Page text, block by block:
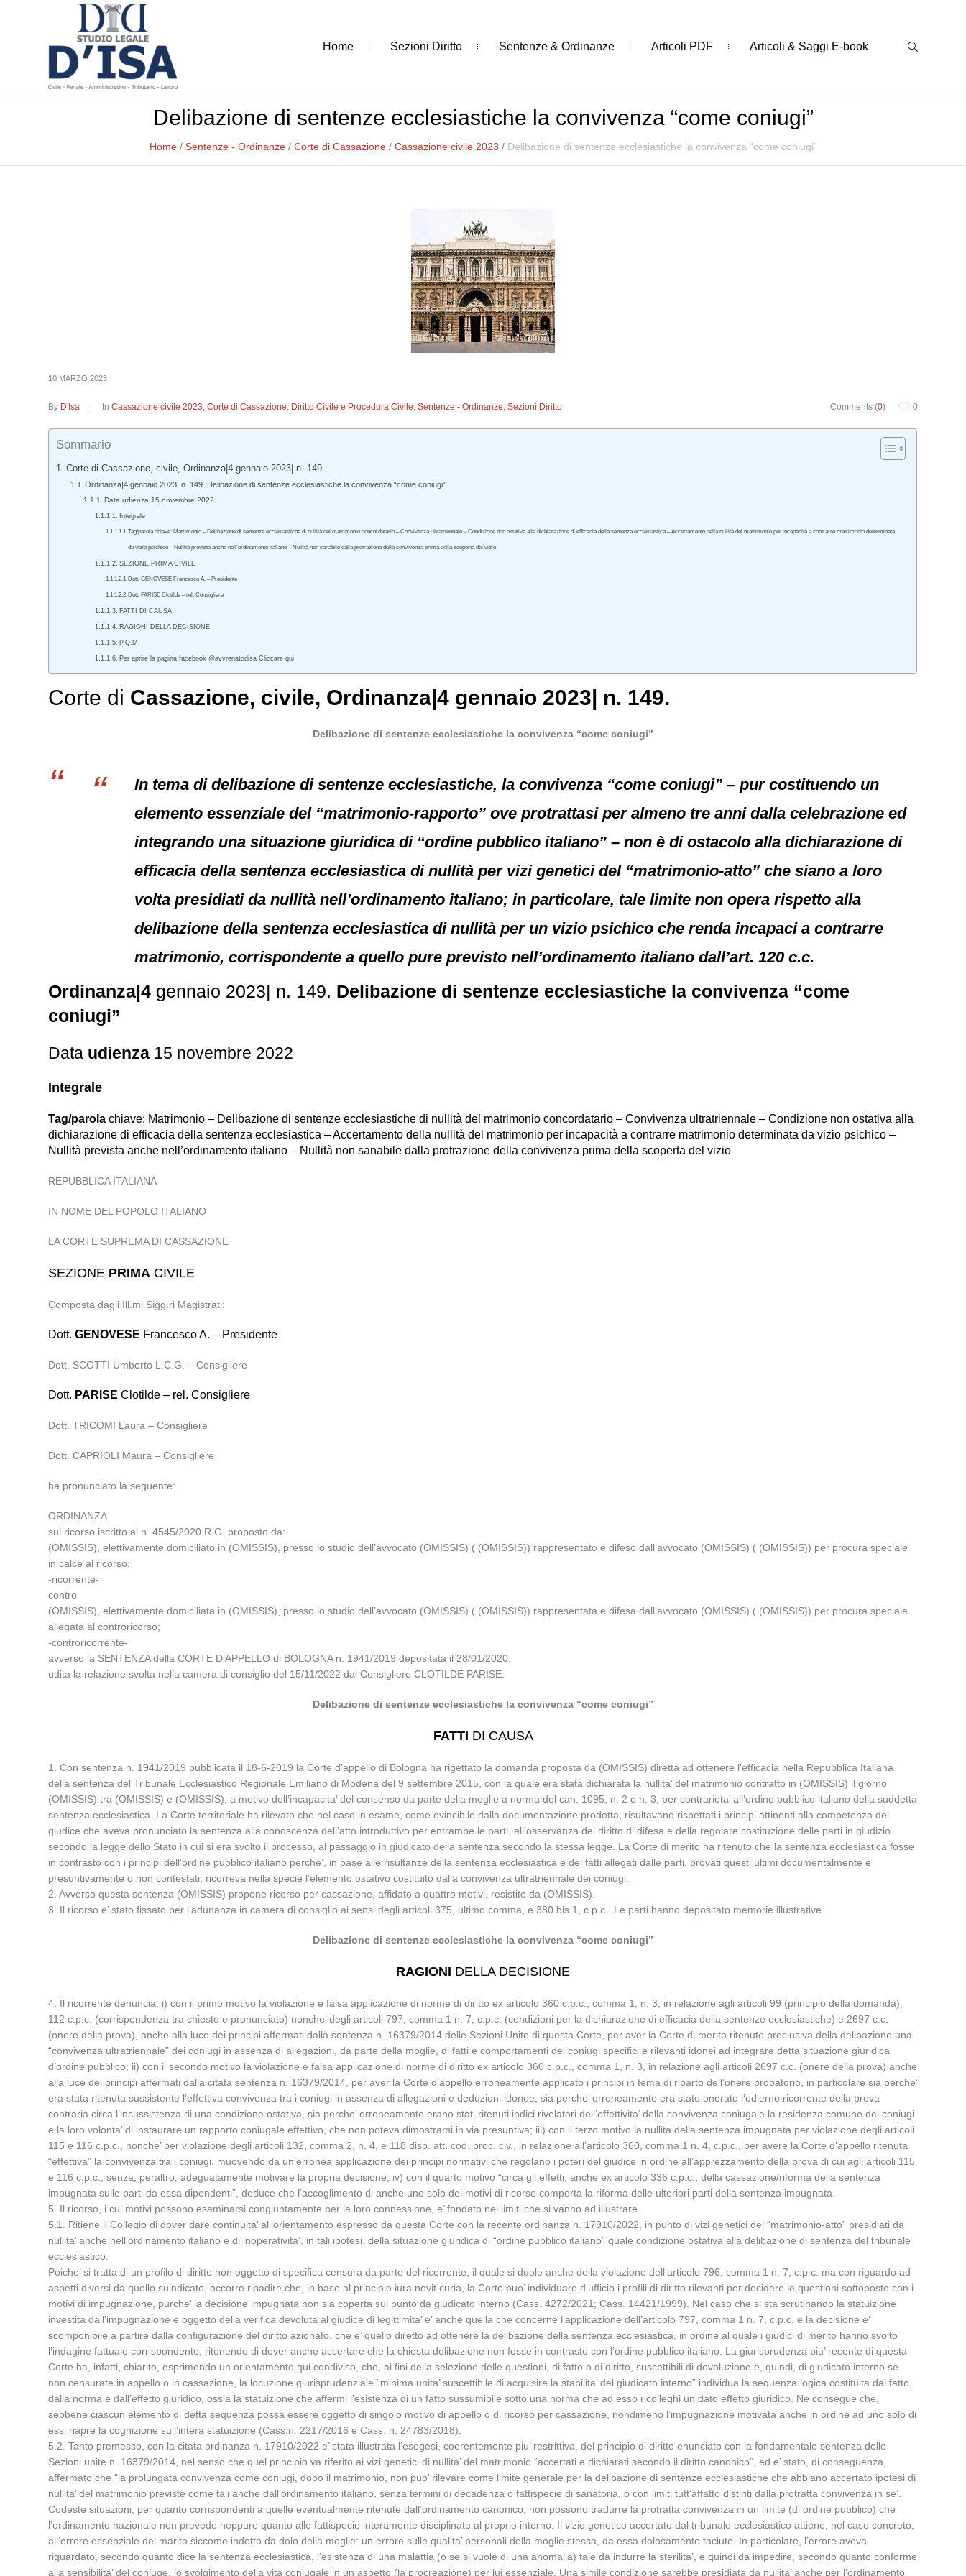
Home Sezioni Diritto Sentenze & Ordinanze Articoli PDF Articoli & Saggi E-book
Delibazione di sentenze ecclesiastiche la convivenza “come coniugi”
Home / Sentenze - Ordinanze / Corte di Cassazione / Cassazione civile 2023 / Delibazione di sentenze ecclesiastiche la convivenza “come coniugi”
10 MARZO 2023
Comments (0) 0
By D'Isa InCassazione civile 2023,Corte di Cassazione, Diritto Civile e Procedura Civile,Sentenze - Ordinanze,Sezioni Diritto
Sommario
Corte di Cassazione, civile, Ordinanza|4 gennaio 2023| n. 149.
Ordinanza|4 gennaio 2023| n. 149. Delibazione di sentenze ecclesiastiche la convivenza “come coniugi”
Data udienza 15 novembre 2022
Integrale
Tag/parola chiave: Matrimonio – Delibazione di sentenze ecclesiastiche di nullità del matrimonio concordatario – Convivenza ultratriennale – Condizione non ostativa alla dichiarazione di efficacia della sentenza ecclesiastica – Accertamento della nullità del matrimonio per incapacità a contrarre matrimonio determinata
da vizio psichico – Nullità prevista anche nell’ordinamento italiano – Nullità non sanabile dalla protrazione della convivenza prima della scoperta del vizio
SEZIONE PRIMA CIVILE
Dott. GENOVESE Francesco A. – Presidente
Dott. PARISE Clotilde – rel. Consigliere
FATTI DI CAUSA
RAGIONI DELLA DECISIONE
P.Q.M.
Per aprire la pagina facebook @avvrenatodisa Cliccare qui
Corte di Cassazione, civile, Ordinanza|4 gennaio 2023| n. 149.
Delibazione di sentenze ecclesiastiche la convivenza “come coniugi”
In tema di delibazione di sentenze ecclesiastiche, la convivenza “come coniugi” – pur costituendo un
elemento essenziale del “matrimonio-rapporto” ove protrattasi per almeno tre anni dalla celebrazione ed
integrando una situazione giuridica di “ordine pubblico italiano” – non è di ostacolo alla dichiarazione di
efficacia della sentenza ecclesiastica di nullità per vizi genetici del “matrimonio-atto” che siano a loro
volta presidiati da nullità nell’ordinamento italiano; in particolare, tale limite non opera rispetto alla
delibazione della sentenza ecclesiastica di nullità per un vizio psichico che renda incapaci a contrarre
matrimonio, corrispondente a quello pure previsto nell’ordinamento italiano dall’art. 120 c.c.
Ordinanza|4 gennaio 2023| n. 149. Delibazione di sentenze ecclesiastiche la convivenza “come
coniugi”
Data udienza 15 novembre 2022
Integrale
Tag/parola chiave: Matrimonio – Delibazione di sentenze ecclesiastiche di nullità del matrimonio concordatario – Convivenza ultratriennale – Condizione non ostativa alla
dichiarazione di efficacia della sentenza ecclesiastica – Accertamento della nullità del matrimonio per incapacità a contrarre matrimonio determinata da vizio psichico –
Nullità prevista anche nell’ordinamento italiano – Nullità non sanabile dalla protrazione della convivenza prima della scoperta del vizio
REPUBBLICA ITALIANA
IN NOME DEL POPOLO ITALIANO
LA CORTE SUPREMA DI CASSAZIONE
SEZIONE PRIMA CIVILE
Composta dagli Ill.mi Sigg.ri Magistrati:
Dott.GENOVESE Francesco A. – Presidente
Dott. SCOTTI Umberto L.C.G. – Consigliere
Dott. PARISE Clotilde – rel. Consigliere
Dott. TRICOMI Laura – Consigliere
Dott. CAPRIOLI Maura – Consigliere
ha pronunciato la seguente:
ORDINANZA
sul ricorso iscritto al n. 4545/2020 R.G. proposto da:
(OMISSIS), elettivamente domiciliato in (OMISSIS), presso lo studio dell’avvocato (OMISSIS) ( (OMISSIS)) rappresentato e difeso dall’avvocato (OMISSIS) ( (OMISSIS)) per procura speciale
in calce al ricorso;
-ricorrente-
contro
(OMISSIS), elettivamente domiciliata in (OMISSIS), presso lo studio dell’avvocato (OMISSIS) ( (OMISSIS)) rappresentata e difesa dall’avvocato (OMISSIS) ( (OMISSIS)) per procura speciale
allegata al controricorso;
-controricorrente-
avverso la SENTENZA della CORTE D’APPELLO di BOLOGNA n. 1941/2019 depositata il 28/01/2020;
udita la relazione svolta nella camera di consiglio del 15/11/2022 dal Consigliere CLOTILDE PARISE.
Delibazione di sentenze ecclesiastiche la convivenza “come coniugi”
FATTI DI CAUSA
1. Con sentenza n. 1941/2019 pubblicata il 18-6-2019 la Corte d’appello di Bologna ha rigettato la domanda proposta da (OMISSIS) diretta ad ottenere l’efficacia nella Repubblica Italiana
della sentenza del Tribunale Ecclesiastico Regionale Emiliano di Modena del 9 settembre 2015, con la quale era stata dichiarata la nullita’ del matrimonio contratto in (OMISSIS) il giorno
(OMISSIS) tra (OMISSIS) e (OMISSIS), a motivo dell’incapacita’ del consenso da parte della moglie a norma del can. 1095, n. 2 e n. 3, per contrarieta’ all’ordine pubblico italiano della suddetta
sentenza ecclesiastica. La Corte territoriale ha rilevato che nel caso in esame, come evincibile dalla documentazione prodotta, risultavano rispettati i principi attinenti alla competenza del
giudice che aveva pronunciato la sentenza alla conoscenza dell’atto introduttivo per entrambe le parti, all’osservanza del diritto di difesa e della regolare costituzione delle parti in giudizio
secondo la legge dello Stato in cui si era svolto il processo, al passaggio in giudicato della sentenza secondo la stessa legge. La Corte di merito ha ritenuto che la sentenza ecclesiastica fosse
in contrasto con i principi dell’ordine pubblico italiano perche’, in base alle risultanze della sentenza ecclesiastica e dei fatti allegati dalle parti, provati questi ultimi documentalmente e
presuntivamente o non contestati, ricorreva nella specie l’elemento ostativo costituito dalla convivenza ultratriennale dei coniugi.
2. Avverso questa sentenza (OMISSIS) propone ricorso per cassazione, affidato a quattro motivi, resistito da (OMISSIS).
3. Il ricorso e’ stato fissato per l’adunanza in camera di consiglio ai sensi degli articoli 375, ultimo comma, e 380 bis 1, c.p.c.. Le parti hanno depositato memorie illustrative.
Delibazione di sentenze ecclesiastiche la convivenza “come coniugi”
RAGIONI DELLA DECISIONE
4. Il ricorrente denuncia: i) con il primo motivo la violazione e falsa applicazione di norme di diritto ex articolo 360 c.p.c., comma 1, n. 3, in relazione agli articoli 99 (principio della domanda),
112 c.p.c. (corrispondenza tra chiesto e pronunciato) nonche’ degli articoli 797, comma 1 n. 7, c.p.c. (condizioni per la dichiarazione di efficacia della sentenze ecclesiastiche) e 2697 c.c.
(onere della prova), anche alla luce dei principi affermati dalla sentenza n. 16379/2014 delle Sezioni Unite di questa Corte, per aver la Corte di merito ritenuto preclusiva della delibazione una
“convivenza ultratriennale” dei coniugi in assenza di allegazioni, da parte della moglie, di fatti e comportamenti dei coniugi specifici e rilevanti idonei ad integrare detta situazione giuridica
d’ordine pubblico; ii) con il secondo motivo la violazione e falsa applicazione di norme di diritto ex articolo 360 c.p.c., comma 1, n. 3, in relazione agli articoli 2697 c.c. (onere della prova) anche
alla luce dei principi affermati dalla citata sentenza n. 16379/2014, per aver la Corte d’appello erroneamente applicato i principi in tema di riparto dell’onere probatorio, in particolare sia perche’
era stata ritenuta sussistente l’effettiva convivenza tra i coniugi in assenza di allegazioni e deduzioni idonee, sia perche’ erroneamente era stato onerato l’odierno ricorrente della prova
contraria circa l’insussistenza di una condizione ostativa, sia perche’ erroneamente erano stati ritenuti indici rivelatori dell’effettivita’ della convivenza coniugale la residenza comune dei coniugi
e la loro volonta’ di instaurare un rapporto coniugale effettivo, che non poteva dimostrarsi in via presuntiva; iii) con il terzo motivo la nullita della sentenza impugnata per violazione degli articoli
115 e 116 c.p.c., nonche’ per violazione degli articoli 132, comma 2, n. 4, e 118 disp. att. cod. proc. civ., in relazione all’articolo 360, comma 1 n. 4, c.p.c., per avere la Corte d’appello ritenuta
“effettiva” la convivenza tra i coniugi, muovendo da un’erronea applicazione dei principi normativi che regolano i poteri del giudice in ordine all’apprezzamento della prova di cui agli articoli 115
e 116 c.p.c., senza, peraltro, adeguatamente motivare la propria decisione; iv) con il quarto motivo “circa gli effetti, anche ex articolo 336 c.p.c., della cassazione/riforma della sentenza
impugnata sulle parti da essa dipendenti”, deduce che l’accoglimento di anche uno solo dei motivi di ricorso comporta la riforma delle ulteriori parti della sentenza impugnata.
5. Il ricorso, i cui motivi possono esaminarsi congiuntamente per la loro connessione, e’ fondato nei limiti che si vanno ad illustrare.
5.1. Ritiene il Collegio di dover dare continuita’ all’orientamento espresso da questa Corte con la recente ordinanza n. 17910/2022, in punto di vizi genetici del “matrimonio-atto” presidiati da
nullita’ anche nell’ordinamento italiano e di inoperativita’, in tali ipotesi, della situazione giuridica di “ordine pubblico italiano” quale condizione ostativa alla delibazione di sentenza del tribunale
ecclesiastico.
Poiche’ si tratta di un profilo di diritto non oggetto di specifica censura da parte del ricorrente, il quale si duole anche della violazione dell’articolo 796, comma 1 n. 7, c.p.c. ma con riguardo ad
aspetti diversi da quello suindicato, occorre ribadire che, in base al principio iura novit curia, la Corte puo’ individuare d’ufficio i profili di diritto rilevanti per decidere le questioni sottoposte con i
motivi di impugnazione, purche’ la decisione impugnata non sia coperta sul punto da giudicato interno (Cass. 4272/2021; Cass. 14421/1999). Nel caso che si sta scrutinando la statuizione
investita dall’impugnazione e oggetto della verifica devoluta al giudice di legittimita’ e’ anche quella che concerne l’applicazione dell’articolo 797, comma 1 n. 7, c.p.c. e la decisione e’
scomponibile a partire dalla configurazione del diritto azionato, che e’ quello diretto ad ottenere la delibazione della sentenza ecclesiastica, in ordine al quale i giudici di merito hanno svolto
l’indagine fattuale corrispondente, ritenendo di dover anche accertare che la chiesta delibazione non fosse in contrasto con l’ordine pubblico italiano. La giurisprudenza piu’ recente di questa
Corte ha, infatti, chiarito, esprimendo un orientamento qui condiviso, che, ai fini della selezione delle questioni, di fatto o di diritto, suscettibili di devoluzione e, quindi, di giudicato interno se
non censurate in appello o in cassazione, la locuzione giurisprudenziale “minima unita’ suscettibile di acquisire la stabilita’ del giudicato interno” individua la sequenza logica costituita dal fatto,
dalla norma e dall’effetto giuridico, ossia la statuizione che affermi l’esistenza di un fatto sussumibile sotto una norma che ad esso ricolleghi un dato effetto giuridico. Ne consegue che,
sebbene ciascun elemento di detta sequenza possa essere oggetto di singolo motivo di appello o di ricorso per cassazione, nondimeno l’impugnazione motivata anche in ordine ad uno solo di
essi riapre la cognizione sull’intera statuizione (Cass.n. 2217/2016 e Cass. n. 24783/2018).
5.2. Tanto premesso, con la citata ordinanza n. 17910/2022 e’ stata illustrata l’esegesi, coerentemente piu’ restrittiva, del principio di diritto enunciato con la fondamentale sentenza delle
Sezioni unite n. 16379/2014, nel senso che quel principio va riferito ai vizi genetici di nullita’ del matrimonio “accertati e dichiarati secondo il diritto canonico”, ed e’ stato, di conseguenza,
affermato che “la prolungata convivenza come coniugi, dopo il matrimonio, non puo’ rilevare come limite generale per la delibazione di sentenze ecclesiastiche che abbiano accertato ipotesi di
nullita’ del matrimonio previste come tali anche dall’ordinamento italiano, senza termini di decadenza o fattispecie di sanatoria, o con limiti tutt’affatto distinti dalla protratta convivenza in se’.
Codeste situazioni, per quanto corrispondenti a quelle eventualmente ritenute dall’ordinamento canonico, non possono tradurre la protratta convivenza in un limite (di ordine pubblico) che
l’ordinamento nazionale non prevede neppure quanto alle fattispecie interamente disciplinate al proprio interno. Il vizio genetico accertato dal tribunale ecclesiastico attiene, nel caso concreto,
all’errore essenziale del marito siccome indotto da dolo della moglie: un errore sulle qualita’ personali della moglie stessa, da essa dolosamente taciute. In particolare, l’errore aveva
riguardato, secondo quanto dice la sentenza ecclesiastica, l’esistenza di una malattia (o se si vuole di una anomalia) tale da indurre la sterilita’, e quindi da impedire, secondo quanto conforme
alla sensibilita’ del coniuge, lo svolgimento della vita coniugale in un aspetto (la procreazione) per lui essenziale. Una simile condizione sarebbe presidiata da nullita’ anche per l’ordinamento